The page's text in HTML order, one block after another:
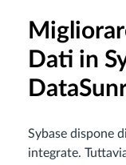
Dati in
Sybase dispone
integrate.